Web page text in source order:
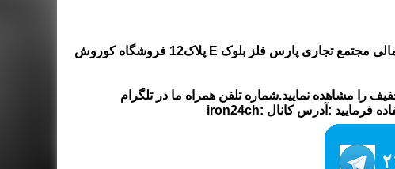
را مشاهده نمایید.شماره تلفن همراه ما در تلگرام